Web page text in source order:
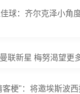
球：齐尔克泽小角
联新星 梅努渴望更
客梗"：将邀埃斯波